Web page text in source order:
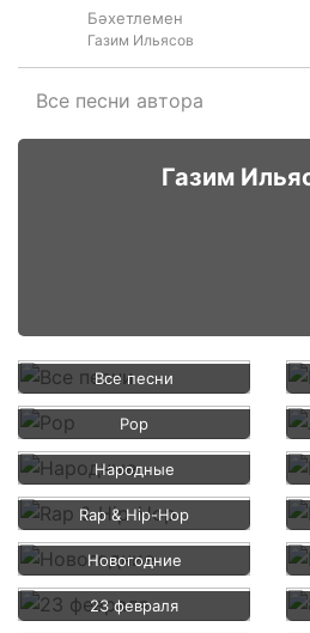
Бәхетлемен
Газим Ильясов
Все песни автора
Газим
Все песни
Pop
Народные
Rap & Hip-Hop
Новогодние
23 февраля